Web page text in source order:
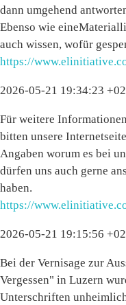
dann umgehend
Ebenso wie
auch wissen, wofür
https://
2026-05-21 19:34:23
Für weitere
bitten unsere
Angaben worum es bei
dürfen uns auch gerne
haben.
https://
2026-05-21 19:15:56
Bei der Vernisage zur
Vergessen" in Luzern
Unterschriften